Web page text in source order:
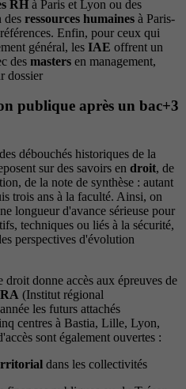
RH à Paris et Lyon ou des
des ressources humaines à Paris-
Enfin, pour ceux qui
général, les IAE offrent un
des masters en management,
dossier
publique après un bac+3
débouchés historiques de la
sur des savoirs en droit, de
de la note de synthèse : autant
trois ans à la faculté. Ainsi, on
longueur d'avance sérieuse pour
techniques ou liés à la sécurité,
perspectives d'évolution
donne accès aux épreuves de
(Institut régional
les futurs attachés
centres à Bastia, Lille, Lyon,
sont également ouvertes :
dans les collectivités